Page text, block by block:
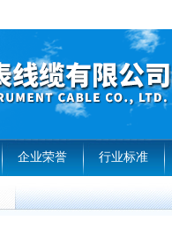
企业荣誉 行业标准